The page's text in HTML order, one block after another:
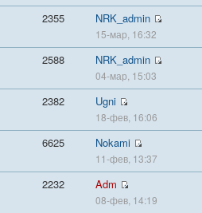
2355 NRK_admin
15-мар, 16:32
2588 NRK_admin
04-мар, 15:03
2382 Ugni
18-фев, 16:06
6625 Nokami
11-фев, 13:37
2232 Adm
08-фев, 14:19